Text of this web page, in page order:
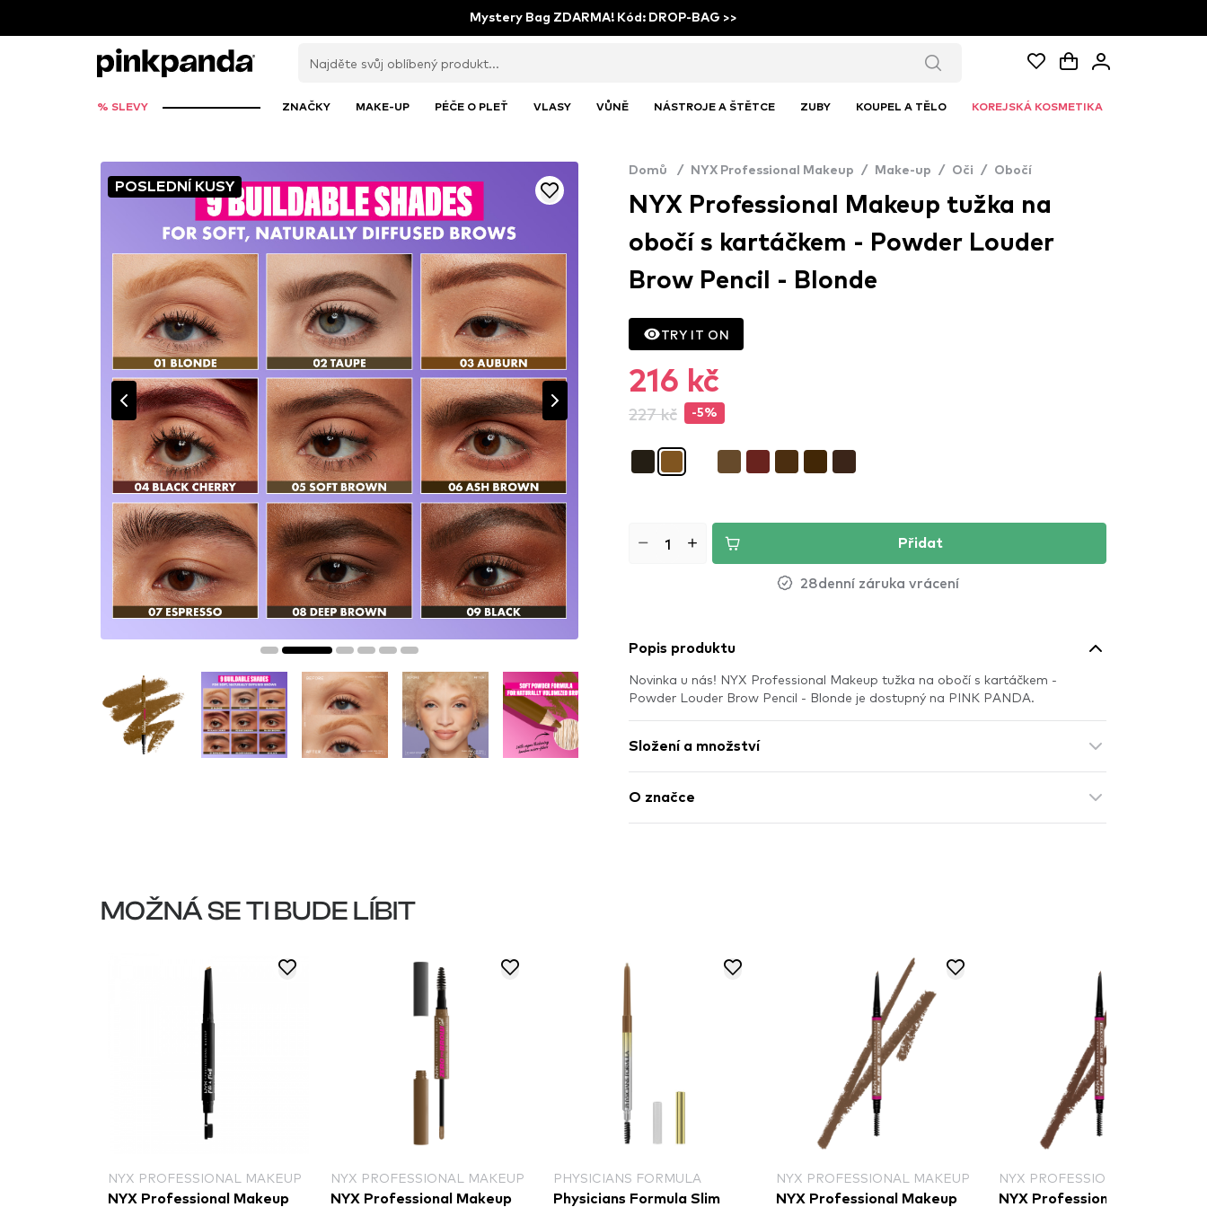
Mystery Bag ZDARMA! Kód: DROP-BAG >>
% SLEVY ZNAČKY MAKE-UP PÉČE O PLEŤ VLASY VŮNĚ NÁSTROJE A ŠTĚTCE ZUBY KOUPEL A TĚLO KOREJSKÁ KOSMETIKA
POSLEDNÍ KUSY
Domů / NYX Professional Makeup / Make-up / Oči / Obočí
NYX Professional Makeup tužka na
obočí s kartáčkem - Powder Louder
Brow Pencil - Blonde
TRY IT ON
216 kč
227 kč -5%
Přidat
28denní záruka vrácení
Popis produktu
Novinka u nás! NYX Professional Makeup tužka na obočí s kartáčkem -
Powder Louder Brow Pencil - Blonde je dostupný na PINK PANDA.
Složení a množství
O značce
MOŽNÁ SE TI BUDE LÍBIT
NYX PROFESSIONAL MAKEUP
NYX Professional Makeup
PHYSICIANS FORMULA
Physicians Formula Slim
NYX PROFESSIONAL MAKEUP
NYX Professional Makeup
NYX PROFESSIONAL MAKEUP
NYX Professional Makeup
PHYSICIANS FORMULA
Physicians Formula Slim